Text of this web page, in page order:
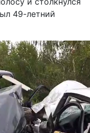
49-летний